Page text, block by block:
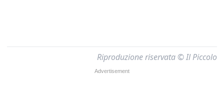
Riproduzione riservata © Il Piccolo